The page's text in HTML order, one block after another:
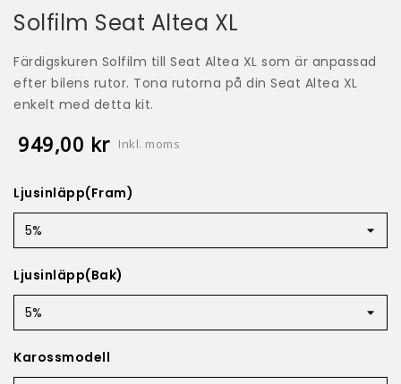
Solfilm Seat Altea XL
Färdigskuren Solfilm till Seat Altea XL som är anpassad
efter bilens rutor. Tona rutorna på din Seat Altea XL
enkelt med detta kit.
949,00 kr Inkl. moms
Ljusinläpp(Fram)
Ljusinläpp(Bak)
Karossmodell